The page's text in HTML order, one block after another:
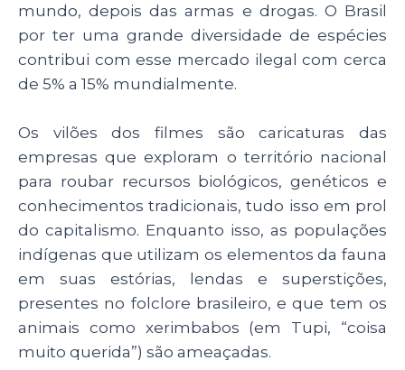
mundo, depois das armas e drogas. O Brasil
por ter uma grande diversidade de espécies
contribui com esse mercado ilegal com cerca
de 5% a 15% mundialmente.
Os vilões dos filmes são caricaturas das
empresas que exploram o território nacional
para roubar recursos biológicos, genéticos e
conhecimentos tradicionais, tudo isso em prol
do capitalismo. Enquanto isso, as populações
indígenas que utilizam os elementos da fauna
em suas estórias, lendas e superstições,
presentes no folclore brasileiro, e que tem os
animais como xerimbabos (em Tupi, “coisa
muito querida”) são ameaçadas.